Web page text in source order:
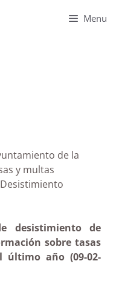
Menu
de la
y multas
desistimiento de
sobre tasas
último año (09-02-